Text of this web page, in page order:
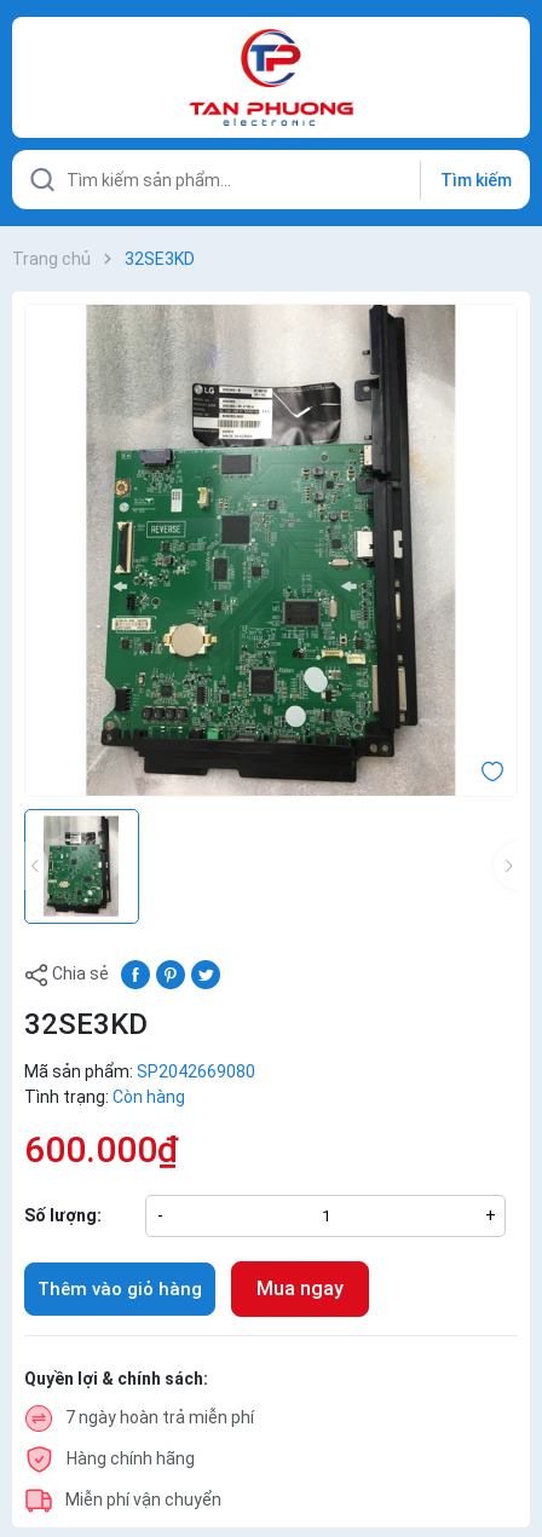
Tìm kiếm
Trang chủ 32SE3KD
Chia sẻ
32SE3KD
Mã sản phẩm: SP2042669080
Tình trạng: Còn hàng
600.000₫
Số lượng: - +
Thêm vào giỏ hàng Mua ngay
Quyền lợi & chính sách:
7 ngày hoàn trả miễn phí
Hàng chính hãng
Miễn phí vận chuyển